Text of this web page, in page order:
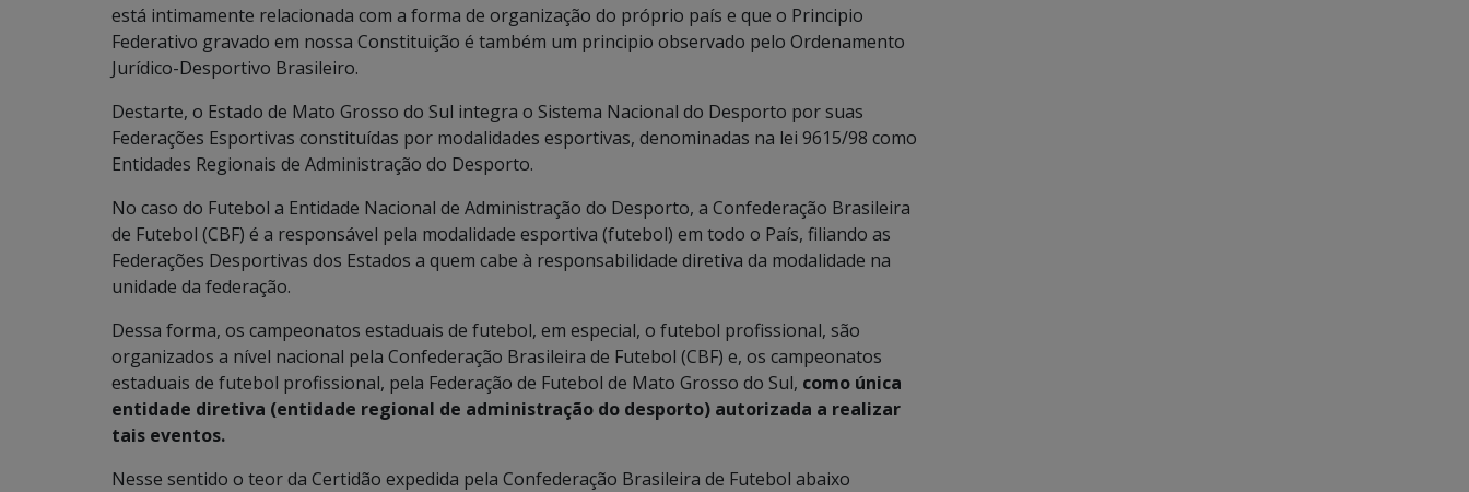
está intimamente relacionada com a forma de organização do próprio país e que o Principio
Federativo gravado em nossa Constituição é também um principio observado pelo Ordenamento
Jurídico-Desportivo Brasileiro.
Destarte, o Estado de Mato Grosso do Sul integra o Sistema Nacional do Desporto por suas
Federações Esportivas constituídas por modalidades esportivas, denominadas na lei 9615/98 como
Entidades Regionais de Administração do Desporto.
No caso do Futebol a Entidade Nacional de Administração do Desporto, a Confederação Brasileira
de Futebol (CBF) é a responsável pela modalidade esportiva (futebol) em todo o País, filiando as
Federações Desportivas dos Estados a quem cabe à responsabilidade diretiva da modalidade na
unidade da federação.
Dessa forma, os campeonatos estaduais de futebol, em especial, o futebol profissional, são
organizados a nível nacional pela Confederação Brasileira de Futebol (CBF) e, os campeonatos
estaduais de futebol profissional, pela Federação de Futebol de Mato Grosso do Sul, como única
entidade diretiva (entidade regional de administração do desporto) autorizada a realizar
tais eventos.
Nesse sentido o teor da Certidão expedida pela Confederação Brasileira de Futebol abaixo